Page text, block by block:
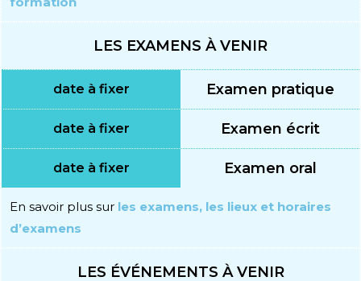
LES EXAMENS À VENIR
date à fixer Examen pratique
date à fixer Examen écrit
date à fixer Examen oral
En savoir plus sur les examens, les lieux et horaires
d’examens
LES ÉVÉNEMENTS À VENIR